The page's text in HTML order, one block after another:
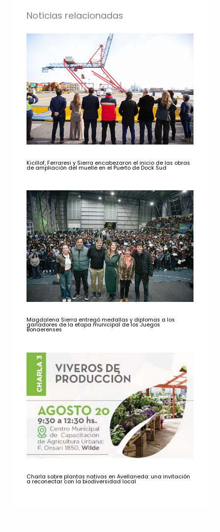
Noticias relacionadas
Kicillof, Ferraresi y Sierra encabezaron el inicio de las obras
de ampliación del muelle en el Puerto de Dock Sud
Magdalena Sierra entregó medallas y diplomas a los
ganadores de la etapa municipal de los Juegos
Bonaerenses
Charla sobre plantas nativas en Avellaneda: una invitación
a reconectar con la biodiversidad local